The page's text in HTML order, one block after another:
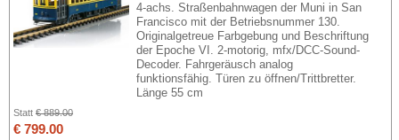
4-achs. Straßenbahnwagen der Muni in San
Francisco mit der Betriebsnummer 130.
Originalgetreue Farbgebung und Beschriftung
der Epoche VI. 2-motorig, mfx/DCC-Sound-
Decoder. Fahrgeräusch analog
funktionsfähig. Türen zu öffnen/Trittbretter.
Länge 55 cm
Statt € 889.00
€ 799.00